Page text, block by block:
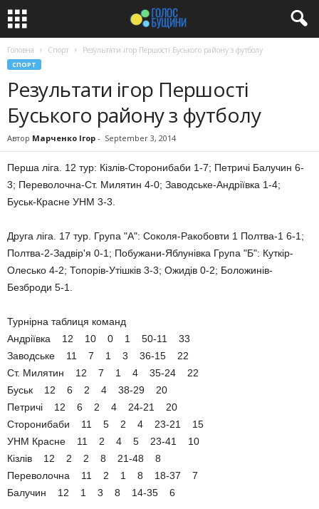
Головна Спорт Результати ігор Першості Буського району з футболу
СПОРТ
Результати ігор Першості
Буського району з футболу
Автор Марченко Ігор - September 3, 2014
Перша ліга. 12 тур: Кізлів-Сторонибаби 1-7; Петричі Балучин 6-
3; Переволочна-Ст. Милятин 4-0; Заводське-Андріївка 1-4;
Буськ-Красне УНМ 3-3.
Друга ліга. 17 тур. Група "А": Соколя-Ракобовти 1 Полтва-1 6-1;
Полтва-2-Задвір'я 0-1; Побужани-Яблунівка Група "Б": Куткір-
Олесько 4-2; Топорів-Утішків 3-3; Ожидів 0-2; Боложинів-
Безброди 5-1.
Турнірна таблиця команд
Андріївка 12 10 0 1 50-11 33
Заводське 11 7 1 3 36-15 22
Ст. Милятин 12 7 1 4 35-24 22
Буськ 12 6 2 4 38-29 20
Петричі 12 6 2 4 24-21 20
Сторонибаби 11 5 2 4 23-21 15
УНМ Красне 11 2 4 5 23-41 10
Кізлів 12 2 2 8 21-48 8
Переволочна 11 2 1 8 18-37 7
Балучин 12 1 3 8 14-35 6